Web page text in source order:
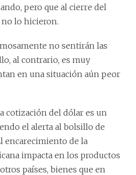
pero que al cierre del
lo hicieron.
no sentirán las
al contrario, es muy
en una situación aún peor
cotización del dólar es un
el alerta al bolsillo de
encarecimiento de la
impacta en los productos
países, bienes que en